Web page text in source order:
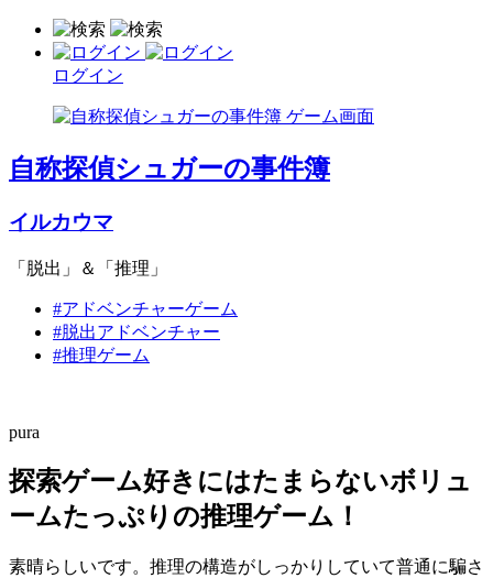
ログイン
自称探偵シュガーの事件簿
イルカウマ
「脱出」＆「推理」
#アドベンチャーゲーム
#脱出アドベンチャー
#推理ゲーム
pura
探索ゲーム好きにはたまらないボリュ
ームたっぷりの推理ゲーム！
素晴らしいです。推理の構造がしっかりしていて普通に騙さ